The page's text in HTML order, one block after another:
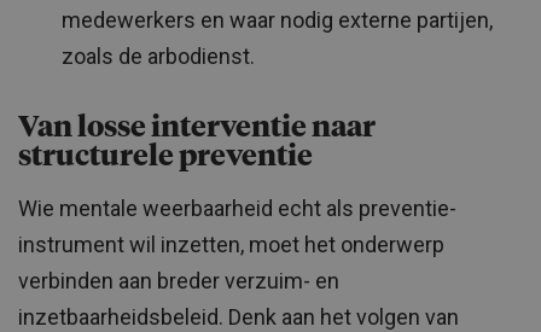
medewerkers en waar nodig externe partijen,
zoals de arbodienst.
Van losse interventie naar
structurele preventie
Wie mentale weerbaarheid echt als preventie-
instrument wil inzetten, moet het onderwerp
verbinden aan breder verzuim- en
inzetbaarheidsbeleid. Denk aan het volgen van